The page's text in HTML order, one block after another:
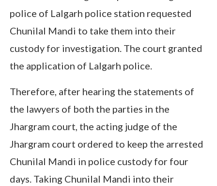
police of Lalgarh police station requested
Chunilal Mandi to take them into their
custody for investigation. The court granted
the application of Lalgarh police.
Therefore, after hearing the statements of
the lawyers of both the parties in the
Jhargram court, the acting judge of the
Jhargram court ordered to keep the arrested
Chunilal Mandi in police custody for four
days. Taking Chunilal Mandi into their